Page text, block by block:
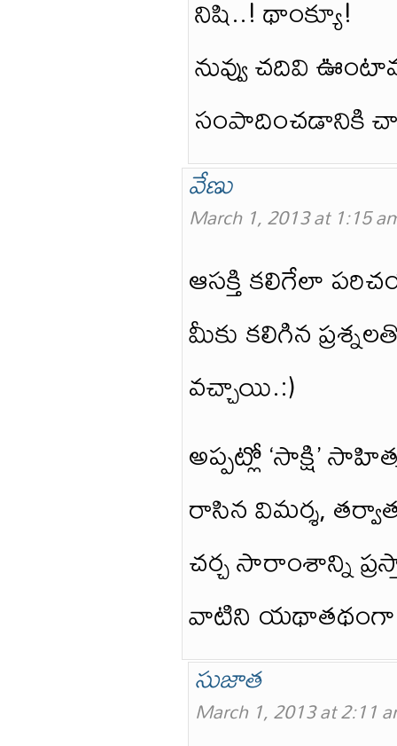
నిషి..! థాంక్యూ!
నువ్వు చదివి
సంపాదించడానికి
వేణు
March 1, 2013 at 1:15
ఆసక్తి కలిగేలా
మీకు కలిగిన
వచ్చాయి.:)
అప్పట్లో ‘సాక్షి’
రాసిన విమర్శ,
చర్చ సారాంశాన్ని
వాటిని యథాతథంగా
సుజాత
March 1, 2013 at 2:11